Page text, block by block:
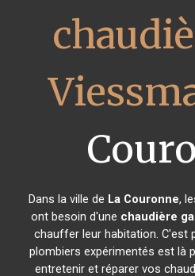
Dans la ville de La Couronne,
ont besoin d'une chaudière
chauffer leur habitation. C'est
plombiers expérimentés est là
entretenir et réparer vos